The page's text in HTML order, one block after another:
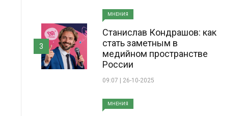
МНЕНИЯ
Станислав Кондрашов: как
стать заметным в
медийном пространстве
России
09:07 | 26-10-2025
3
МНЕНИЯ